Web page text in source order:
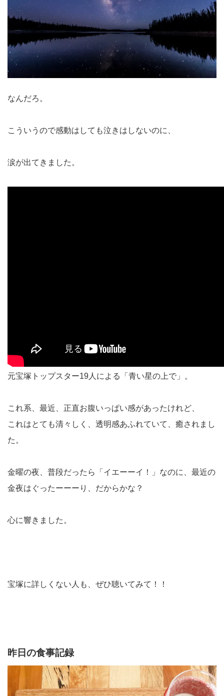
なんだろ。
こういうので感動はしても泣きはしないのに、
涙が出てきました。
元宝塚トップスター19人による「青い星の上で」。
これ系、最近、正直お腹いっぱい感があったけれど、
これはとても清々しく、透明感あふれていて、癒されまし
た。
金曜の夜、普段だったら「イエーーイ！」なのに、最近の
金夜はぐったーーーり、だからかな？
心に響きました。
宝塚に詳しくない人も、ぜひ聴いてみて！！
昨日の食事記録